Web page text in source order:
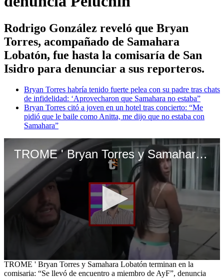
Rodrigo González reveló que Bryan
Torres, acompañado de Samahara
Lobatón, fue hasta la comisaría de San
Isidro para denunciar a sus reporteros.
Bryan Torres habría tenido fuerte pelea con su padre tras chats
de infidelidad: ‘Aprovecharon que Samahara no estaba”
Bryan Torres citó a joven en un hotel tras concierto: “Me
pidió que le baile como Anitta, me dijo que no estaba con
Samahara”
TROME ' Bryan Torres y Samahara Lobatón terminan en la comisaria: “Se llevó de encuentro a miembro de AyF”, denuncia Peluchín
0
seconds
TROME ' Bryan Torres y Samahara Lobatón terminan en la
comisaria: “Se llevó de encuentro a miembro de AyF”, denuncia